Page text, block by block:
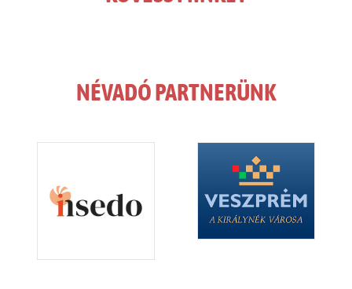
NÉVADÓ PARTNERÜNK